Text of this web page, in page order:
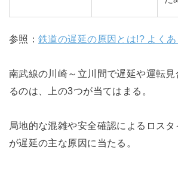
参照：鉄道の遅延の原因とは!? よく
南武線の川崎～立川間で遅延や運転
るのは、上の3つが当てはまる。
局地的な混雑や安全確認によるロス
が遅延の主な原因に当たる。